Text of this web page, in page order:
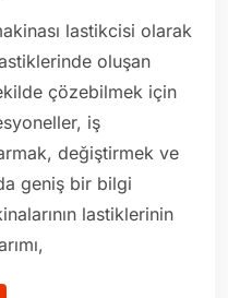
lastikcisi olarak
oluşan
çözebilmek için
iş
değiştirmek ve
geniş bir bilgi
lastiklerinin